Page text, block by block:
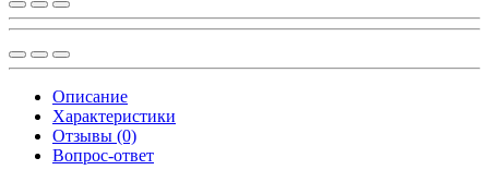
Описание
Характеристики
Отзывы (0)
Вопрос-ответ